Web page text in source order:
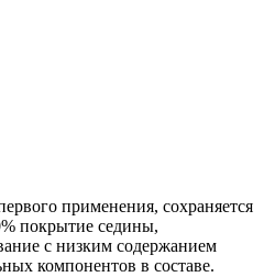
применения, сохраняется
покрытие седины,
с низким содержанием
компонентов в составе.